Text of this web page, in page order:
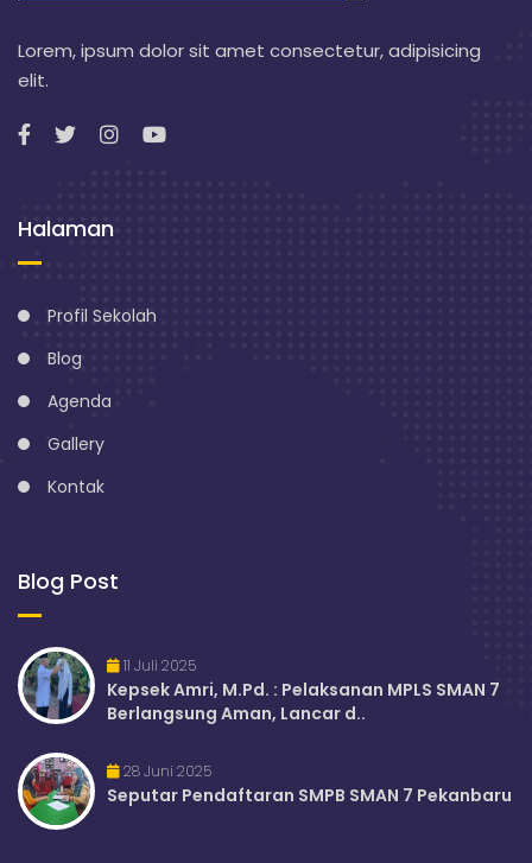
Lorem, ipsum dolor sit amet consectetur, adipisicing
elit.
Halaman
Profil Sekolah
Blog
Agenda
Gallery
Kontak
Blog Post
11 Juli 2025
Kepsek Amri, M.Pd. : Pelaksanan MPLS SMAN 7
Berlangsung Aman, Lancar d..
28 Juni 2025
Seputar Pendaftaran SMPB SMAN 7 Pekanbaru